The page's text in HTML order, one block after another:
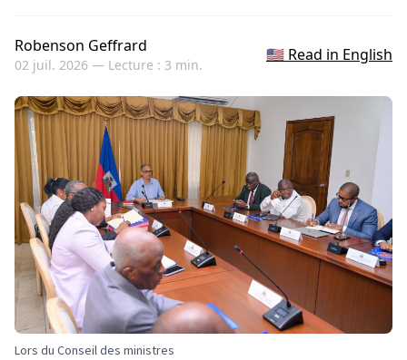
Robenson Geffrard
02 juil. 2026 — Lecture : 3 min.
🇺🇸 Read in English
Lors du Conseil des ministres